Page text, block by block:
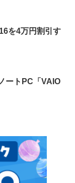
を4万円割引す
ートPC「VAIO